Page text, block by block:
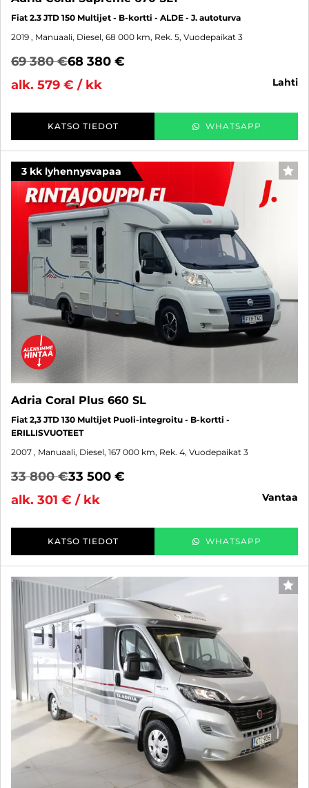
Fiat 2.3 JTD 150 Multijet - B-kortti - ALDE - J. autoturva
2019 , Manuaali, Diesel, 68 000 km, Rek. 5, Vuodepaikat 3
69 380 €68 380 €
alk. 579 € / kk
lahti
KATSO TIEDOT WHATSAPP
3 kk lyhennysvapaa
Adria Coral Plus 660 SL
Fiat 2,3 JTD 130 Multijet Puoli-integroitu - B-kortti -
ERILLISVUOTEET
2007 , Manuaali, Diesel, 167 000 km, Rek. 4, Vuodepaikat 3
33 800 €33 500 €
alk. 301 € / kk
vantaa
KATSO TIEDOT WHATSAPP